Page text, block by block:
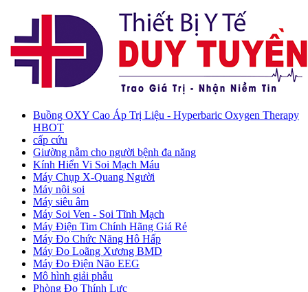
Buồng OXY Cao Áp Trị Liệu - Hyperbaric Oxygen Therapy
HBOT
cấp cứu
Giường nằm cho người bệnh đa năng
Kính Hiển Vi Soi Mạch Máu
Máy Chụp X-Quang Người
Máy nội soi
Máy siêu âm
Máy Soi Ven - Soi Tĩnh Mạch
Máy Điện Tim Chính Hãng Giá Rẻ
Máy Đo Chức Năng Hô Hấp
Máy Đo Loãng Xương BMD
Máy Đo Điện Não EEG
Mô hình giải phẫu
Phòng Đo Thính Lực